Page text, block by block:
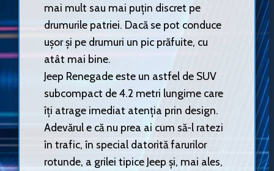
mai mult sau mai puțin discret pe
drumurile patriei. Dacă se pot conduce
ușor și pe drumuri un pic prăfuite, cu
atât mai bine.
Jeep Renegade este un astfel de SUV
subcompact de 4.2 metri lungime care
îți atrage imediat atenția prin design.
Adevărul e că nu prea ai cum să-l ratezi
în trafic, în special datorită farurilor
rotunde, a grilei tipice Jeep și, mai ales,